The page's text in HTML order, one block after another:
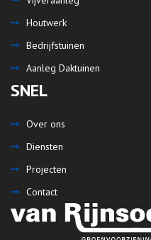
Houtwerk
Bedrijfstuinen
Aanleg Daktuinen
SNEL
Over ons
Diensten
Projecten
Contact